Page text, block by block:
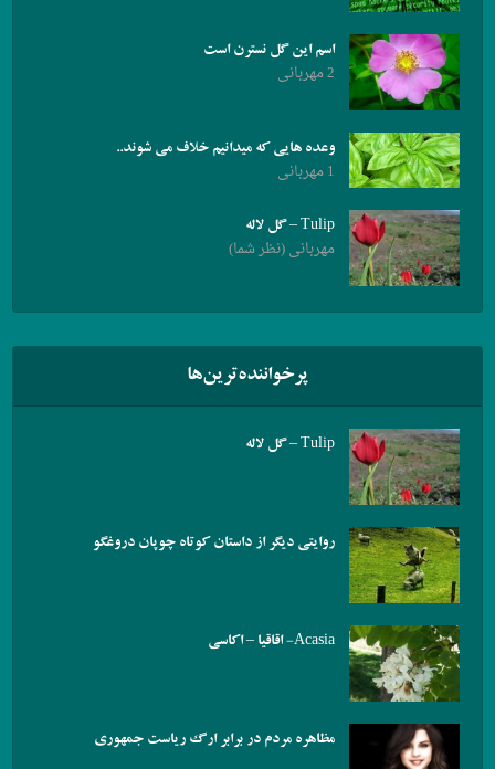
اسم این گل نسترن است
2 مهربانی
وعده هایی که میدانیم خلاف می شوند..
1 مهربانی
Tulip – گل لاله
مهربانی (نظر شما)
پرخواننده‌ترین‌ها
Tulip – گل لاله
روایتی دیگر از داستان کوتاه چوپان دروغگو
Acasia- اقاقیا – اکاسی
مظاهره مردم در برابر ارگ ریاست جمهوری